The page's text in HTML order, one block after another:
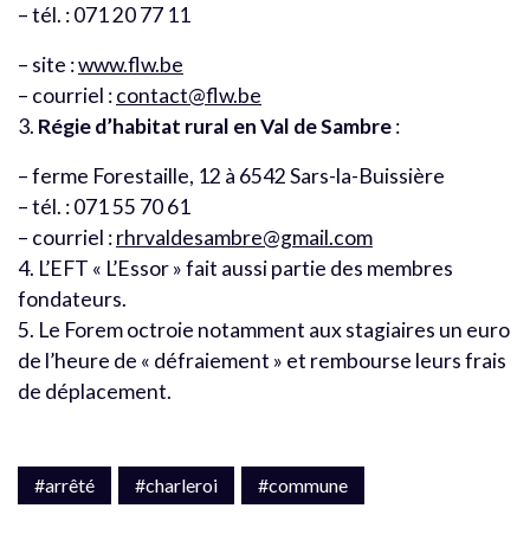
– tél. : 071 20 77 11
– site :www.flw.be
– courriel :contact@flw.be
3. Régie d’habitat rural en Val de Sambre:
– ferme Forestaille, 12 à 6542 Sars-la-Buissière
– tél. : 071 55 70 61
– courriel :rhrvaldesambre@gmail.com
4. L’EFT « L’Essor » fait aussi partie des membres
fondateurs.
5. Le Forem octroie notamment aux stagiaires un euro
de l’heure de « défraiement » et rembourse leurs frais
de déplacement.
#arrêté #charleroi #commune